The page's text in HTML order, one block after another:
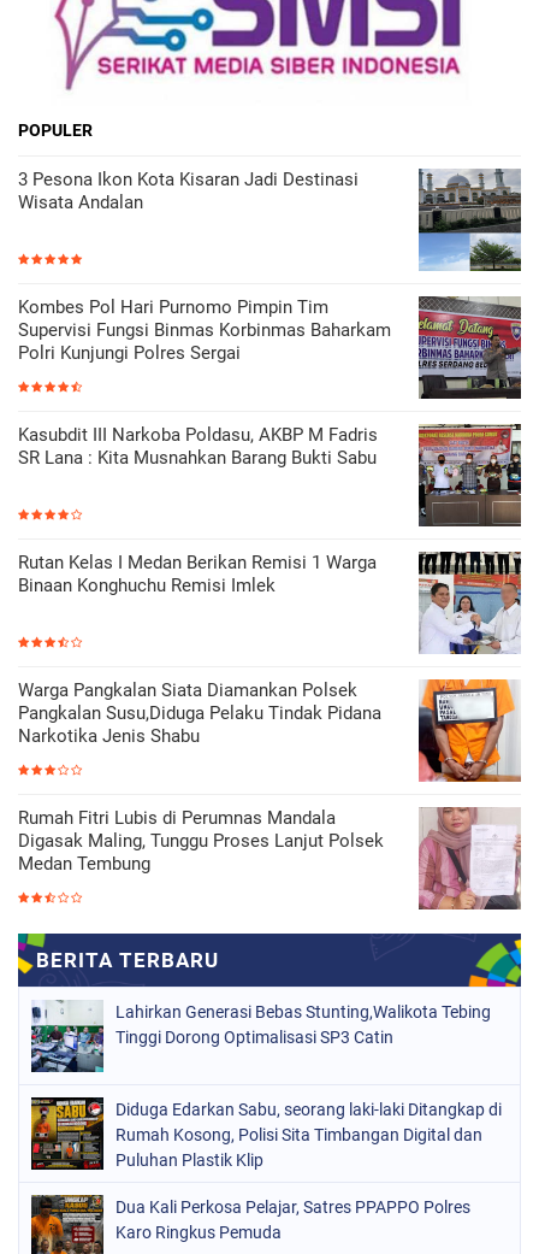
POPULER
3 Pesona Ikon Kota Kisaran Jadi Destinasi
Wisata Andalan
Kombes Pol Hari Purnomo Pimpin Tim
Supervisi Fungsi Binmas Korbinmas Baharkam
Polri Kunjungi Polres Sergai
Kasubdit III Narkoba Poldasu, AKBP M Fadris
SR Lana : Kita Musnahkan Barang Bukti Sabu
Rutan Kelas I Medan Berikan Remisi 1 Warga
Binaan Konghuchu Remisi Imlek
Warga Pangkalan Siata Diamankan Polsek
Pangkalan Susu,Diduga Pelaku Tindak Pidana
Narkotika Jenis Shabu
Rumah Fitri Lubis di Perumnas Mandala
Digasak Maling, Tunggu Proses Lanjut Polsek
Medan Tembung
Lahirkan Generasi Bebas Stunting,Walikota Tebing
Tinggi Dorong Optimalisasi SP3 Catin
Diduga Edarkan Sabu, seorang laki-laki Ditangkap di
Rumah Kosong, Polisi Sita Timbangan Digital dan
Puluhan Plastik Klip
Dua Kali Perkosa Pelajar, Satres PPAPPO Polres
Karo Ringkus Pemuda